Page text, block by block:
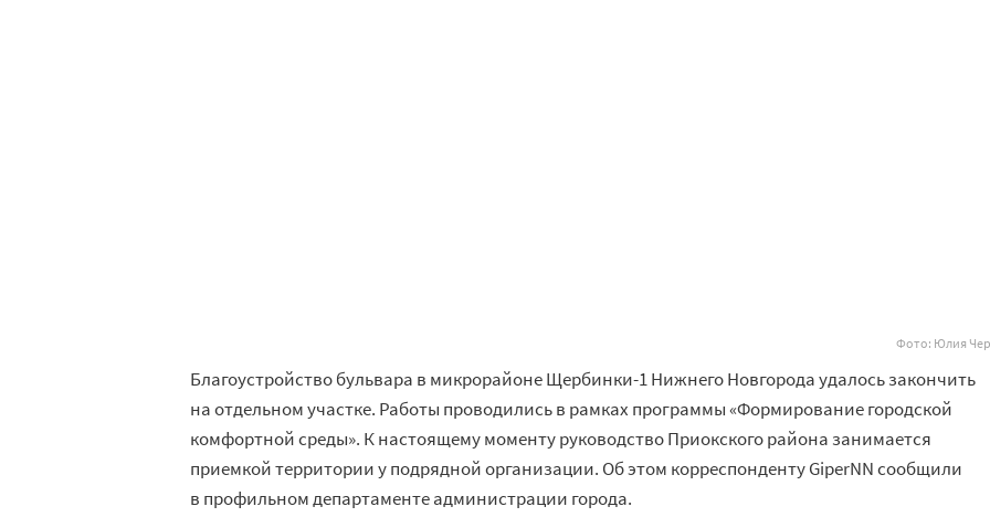
Фото: Юлия
Благоустройство бульвара в микрорайоне Щербинки-1 Нижнего Новгорода удалось закончить
на отдельном участке. Работы проводились в рамках программы «Формирование городской
комфортной среды». К настоящему моменту руководство Приокского района занимается
приемкой территории у подрядной организации. Об этом корреспонденту GiperNN сообщили
в профильном департаменте администрации города.